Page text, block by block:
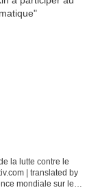
la lutte contre le
| translated by
mondiale sur le